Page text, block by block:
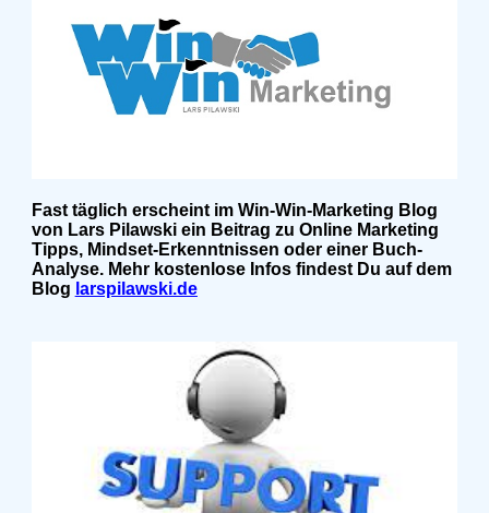
Fast täglich erscheint im Win-Win-Marketing Blog
von Lars Pilawski ein Beitrag zu Online Marketing
Tipps, Mindset-Erkenntnissen oder einer Buch-
Analyse. Mehr kostenlose Infos findest Du auf dem
Blog larspilawski.de